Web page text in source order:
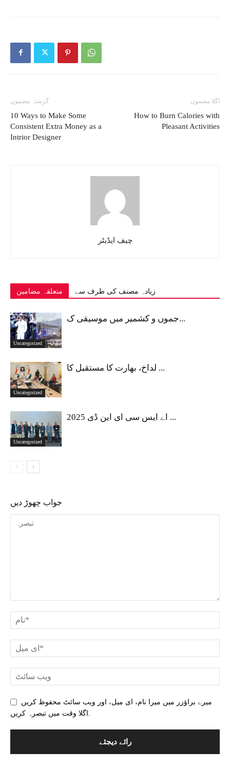
گزشتہ مضمون
10 Ways to Make Some
Consistent Extra Money as a
Intrior Designer
اگلا مضمون
How to Burn Calories with
Pleasant Activities
چیف ایڈیٹر
متعلقہ مضامین زیادہ مصنف کی طرف سے
Uncategorized
جموں و کشمیر میں موسیقی ک...
Uncategorized
لداخ، بھارت کا مستقبل کا ...
Uncategorized
اے ایس سی ای این ڈی 2025 ...
جواب چھوڑ دیں
میرے براؤزر میں میرا نام، ای میل، اور ویب سائٹ محفوظ کریں
اگلا وقت میں تبصرہ کریں.